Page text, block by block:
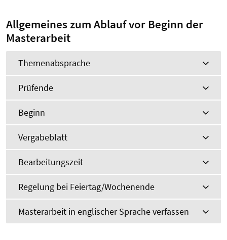
Allgemeines zum Ablauf vor Beginn der
Masterarbeit
Themenabsprache
Prüfende
Beginn
Vergabeblatt
Bearbeitungszeit
Regelung bei Feiertag/Wochenende
Masterarbeit in englischer Sprache verfassen